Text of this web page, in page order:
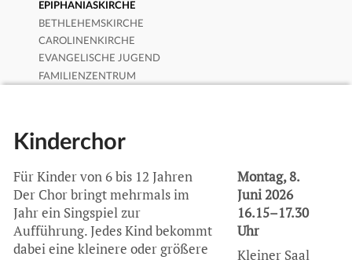
EPIPHANIASKIRCHE
BETHLEHEMSKIRCHE
CAROLINENKIRCHE
EVANGELISCHE JUGEND
FAMILIENZENTRUM
Kinderchor
Für Kinder von 6 bis 12 Jahren
Der Chor bringt mehrmals im
Jahr ein Singspiel zur
Aufführung. Jedes Kind bekommt
dabei eine kleinere oder größere
Montag, 8.
Juni 2026
16.15–17.30
Uhr
Kleiner Saal